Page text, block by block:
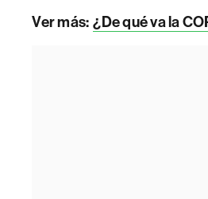
Ver más: ¿De qué va la